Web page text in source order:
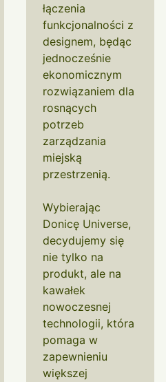
łączenia
funkcjonalności z
designem, będąc
jednocześnie
ekonomicznym
rozwiązaniem dla
rosnących
potrzeb
zarządzania
miejską
przestrzenią.
Wybierając
Donicę Universe,
decydujemy się
nie tylko na
produkt, ale na
kawałek
nowoczesnej
technologii, która
pomaga w
zapewnieniu
większej